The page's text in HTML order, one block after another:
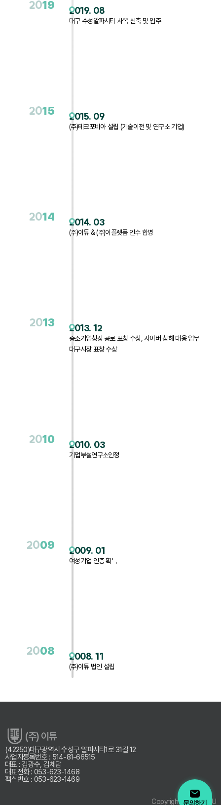
2019 2019. 08
대구 수성알파시티 사옥 신축 및 입주
2015 2015. 09
(주)테크포비아 설립 (기술이전 및 연구소 기업)
2014 2014. 03
(주)이튜 & (주)이플렛폼 인수 합병
2013 2013. 12
증소기업청장 공로 표창 수상, 사이버 침해 대응 업무
대구시장 표창 수상
2010 2010. 03
기업부설연구소인정
2009 2009. 01
여성기업 인증 획득
2008 2008. 11
(주)이튜 법인 설립
문의하기
(주) 이튜
(42250)대구광역시 수성구 알파시티1로 31길 12
사업자등록번호 : 514-81-66515
대표 : 김광수, 김체담
대표전화 : 053-623-1468
팩스번호 : 053-623-1469
Copyright by © IEETU